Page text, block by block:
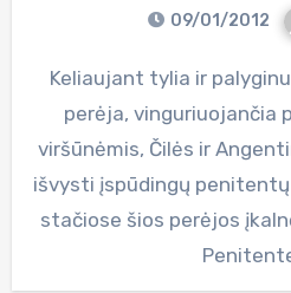
09/01/2012
Keliaujant tylia ir palyginus nykia Agua Negros
perėja, vinguriuojančia
viršūnėmis, Čilės ir
išvysti įspūdingų
stačiose šios perėjos